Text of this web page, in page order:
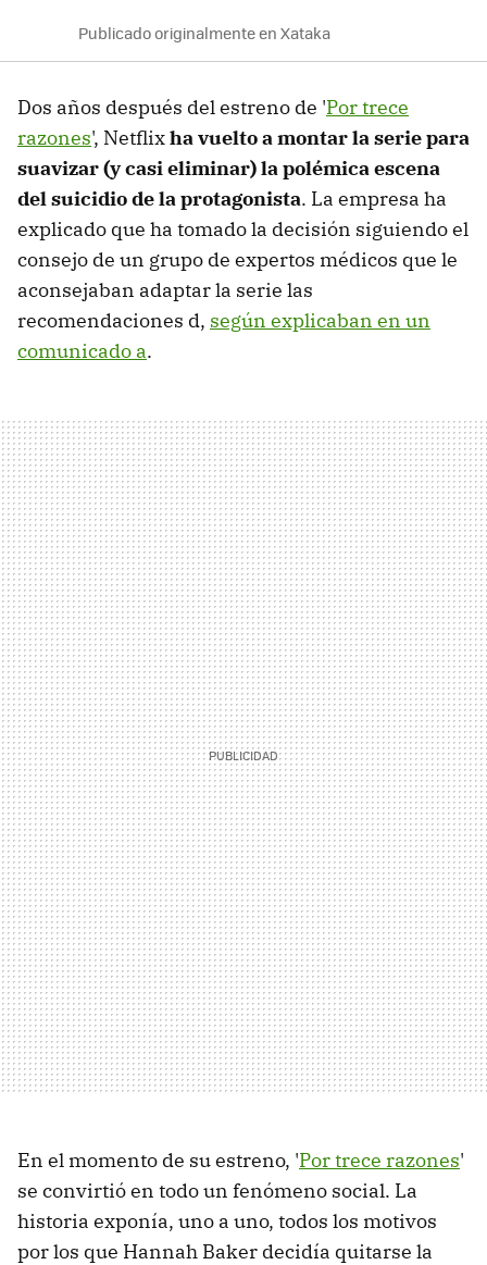
Publicado originalmente en Xataka
Dos años después del estreno de 'Por trece
razones', Netflixha vuelto a montar la serie para
suavizar (y casi eliminar) la polémica escena
del suicidio de la protagonista. La empresa ha
explicado que ha tomado la decisión siguiendo el
consejo de un grupo de expertos médicos que le
aconsejaban adaptar la serie las
recomendaciones d, según explicaban en un
comunicado a.
En el momento de su estreno, 'Por trece razones'
se convirtió en todo un fenómeno social. La
historia exponía, uno a uno, todos los motivos
por los que Hannah Baker decidía quitarse la